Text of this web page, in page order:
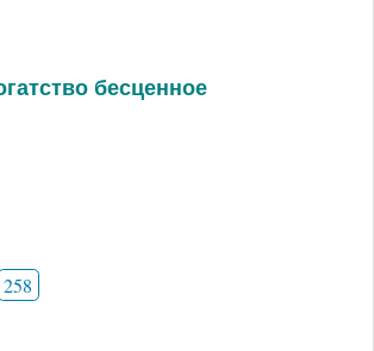
бесценное
258